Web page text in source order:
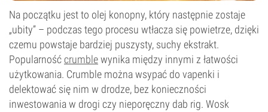
Na początku jest to olej konopny, który następnie zostaje
„ubity” – podczas tego procesu wtłacza się powietrze, dzięki
czemu powstaje bardziej puszysty, suchy ekstrakt.
Popularnośćcrumblewynika między innymi z łatwości
użytkowania. Crumble można wsypać do vapenki i
delektować się nim w drodze, bez konieczności
inwestowania w drogi czy nieporęczny dab rig. Wosk